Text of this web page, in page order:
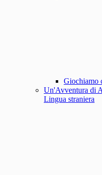
Giochiamo
Un'Avventura di
Lingua straniera